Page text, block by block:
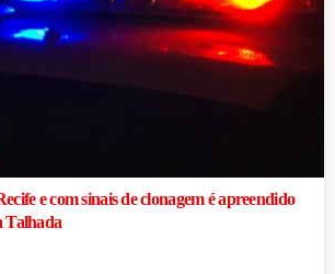
e com sinais de clonagem é apreendido
Talhada